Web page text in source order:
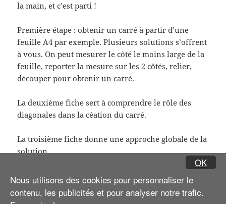
OK
Nous utilisons des cookies pour personnaliser le
contenu, les publicités et pour analyser notre trafic.
la main, et c’est parti !
Première étape : obtenir un carré à partir d’une
feuille A4 par exemple. Plusieurs solutions s’offrent
à vous. On peut mesurer le côté le moins large de la
feuille, reporter la mesure sur les 2 côtés, relier,
découper pour obtenir un carré.
La deuxième fiche sert à comprendre le rôle des
diagonales dans la céation du carré.
La troisième fiche donne une approche globale de la
solution.
Amusez-vous bien !